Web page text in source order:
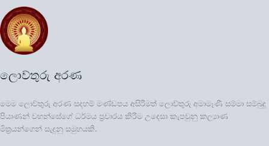
ලොව්තුරු අරණ
මෙම ලොව්තුරු අරණ සදහම් මණ්ඩපය අසිරිමත් ලොව්තුරු අමාමෑණී සම්මා සම්බුදු
පියාණන් වහන්සේගේ ධර්මය ප්‍රචාරය කිරීම උදෙසා කැපවුනු කල්‍යාණ
මිත්‍රයන්ගෙන් සැදුනු සමුහයකි.